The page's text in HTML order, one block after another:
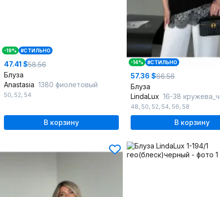
-19% #СТИЛЬНО
47.41 $58.56
Блуза
Anastasia 1380 фиолетовый
50, 52, 54
В корзину
-14% #СТИЛЬНО
57.36 $66.56
Блуза
LindaLux 16-38
48, 50, 52, 54, 56, 58
В корзину